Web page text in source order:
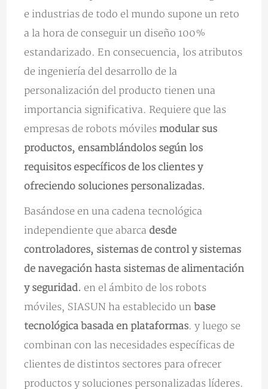
e industrias de todo el mundo supone un reto
a la hora de conseguir un diseño 100%
estandarizado. En consecuencia, los atributos
de ingeniería del desarrollo de la
personalización del producto tienen una
importancia significativa. Requiere que las
empresas de robots móviles modular sus
productos, ensamblándolos según los
requisitos específicos de los clientes y
ofreciendo soluciones personalizadas.
Basándose en una cadena tecnológica
independiente que abarca desde
controladores, sistemas de control y sistemas
de navegación hasta sistemas de alimentación
y seguridad. en el ámbito de los robots
móviles, SIASUN ha establecido un base
tecnológica basada en plataformas. y luego se
combinan con las necesidades específicas de
clientes de distintos sectores para ofrecer
productos y soluciones personalizadas líderes.